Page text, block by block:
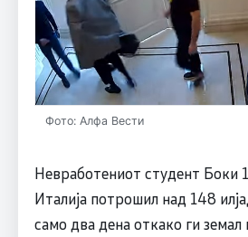
Фото: Алфа Вести
Невработениот студент Боки
Италија потрошил над 148
само два дена откако ги земал